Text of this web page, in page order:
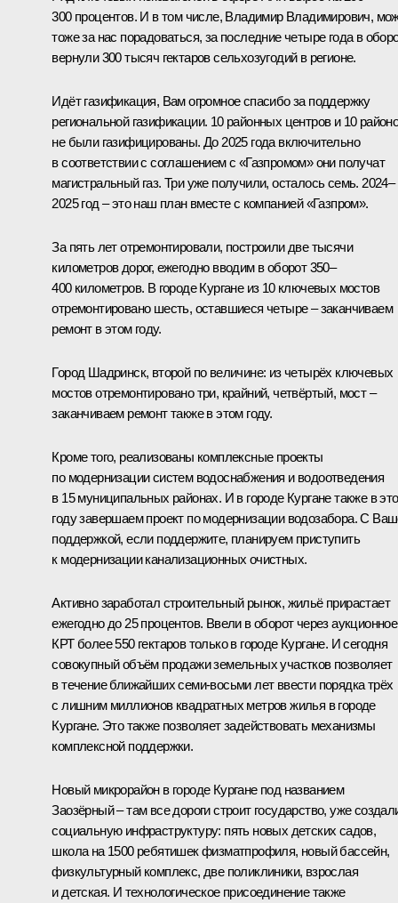
300 процентов. И в том числе, Владимир Владимирович,
тоже за нас порадоваться, за последние четыре года в
вернули 300 тысяч гектаров сельхозугодий в регионе.
Идёт газификация, Вам огромное спасибо за поддержку
региональной газификации. 10 районных центров и 10
не были газифицированы. До 2025 года включительно
в соответствии с соглашением с «Газпромом» они получат
магистральный газ. Три уже получили, осталось семь. 2024–
2025 год – это наш план вместе с компанией «Газпром».
За пять лет отремонтировали, построили две тысячи
километров дорог, ежегодно вводим в оборот 350–
400 километров. В городе Кургане из 10 ключевых мостов
отремонтировано шесть, оставшиеся четыре – заканчиваем
ремонт в этом году.
Город Шадринск, второй по величине: из четырёх ключевых
мостов отремонтировано три, крайний, четвёртый, мост –
заканчиваем ремонт также в этом году.
Кроме того, реализованы комплексные проекты
по модернизации систем водоснабжения и водоотведения
в 15 муниципальных районах. И в городе Кургане также в
году завершаем проект по модернизации водозабора. С
поддержкой, если поддержите, планируем приступить
к модернизации канализационных очистных.
Активно заработал строительный рынок, жильё прирастает
ежегодно до 25 процентов. Ввели в оборот через аукционное
КРТ более 550 гектаров только в городе Кургане. И сегодня
совокупный объём продажи земельных участков позволяет
в течение ближайших семи-восьми лет ввести порядка трёх
с лишним миллионов квадратных метров жилья в городе
Кургане. Это также позволяет задействовать механизмы
комплексной поддержки.
Новый микрорайон в городе Кургане под названием
Заозёрный – там все дороги строит государство, уже
социальную инфраструктуру: пять новых детских садов,
школа на 1500 ребятишек физматпрофиля, новый бассейн,
физкультурный комплекс, две поликлиники, взрослая
и детская. И технологическое присоединение также